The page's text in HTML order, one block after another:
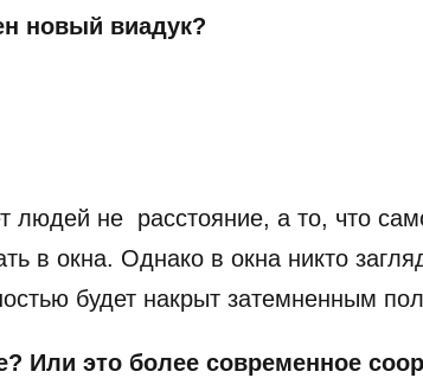
новый виадук?
не расстояние, а то, что
в окна. Однако в окна никто
будет накрыт затемненным
это более современное